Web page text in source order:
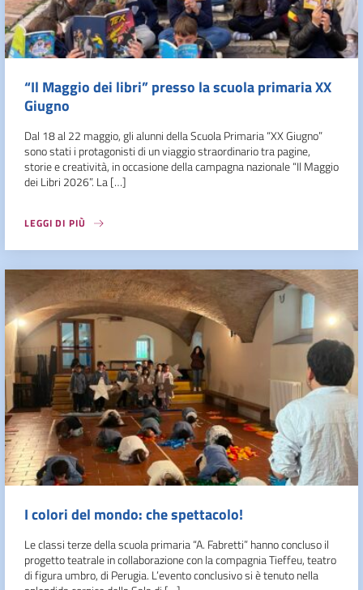
“Il Maggio dei libri” presso la scuola primaria XX
Giugno
Dal 18 al 22 maggio, gli alunni della Scuola Primaria “XX Giugno”
sono stati i protagonisti di un viaggio straordinario tra pagine,
storie e creatività, in occasione della campagna nazionale “Il Maggio
dei Libri 2026”. La […]
LEGGI DI PIÙ
I colori del mondo: che spettacolo!
Le classi terze della scuola primaria “A. Fabretti” hanno concluso il
progetto teatrale in collaborazione con la compagnia Tieffeu, teatro
di figura umbro, di Perugia. L’evento conclusivo si è tenuto nella